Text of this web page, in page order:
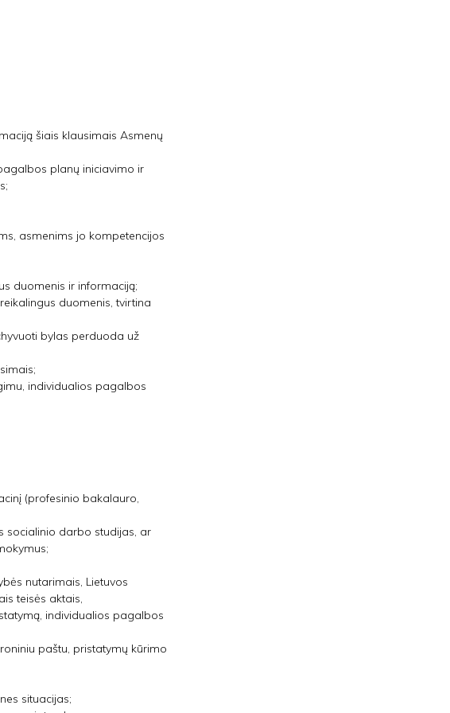
šiais klausimais Asmenų
planų iniciavimo ir
asmenims jo kompetencijos
duomenis ir informaciją;
duomenis, tvirtina
bylas perduoda už
individualios pagalbos
(profesinio bakalauro,
socialinio darbo studijas, ar
nutarimais, Lietuvos
teisės aktais,
individualios pagalbos
paštu, pristatymų kūrimo
situacijas;